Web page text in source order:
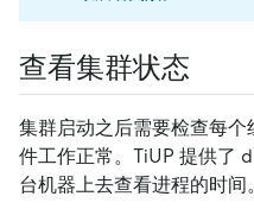
查看集群状态
集群启动之后需要检查每
件工作正常。TiUP 提供了
台机器上去查看进程的时间。